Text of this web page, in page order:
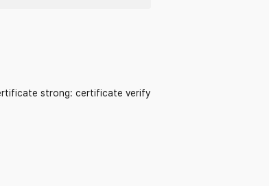
strong: certificate verify